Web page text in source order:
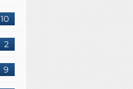
10
2
9